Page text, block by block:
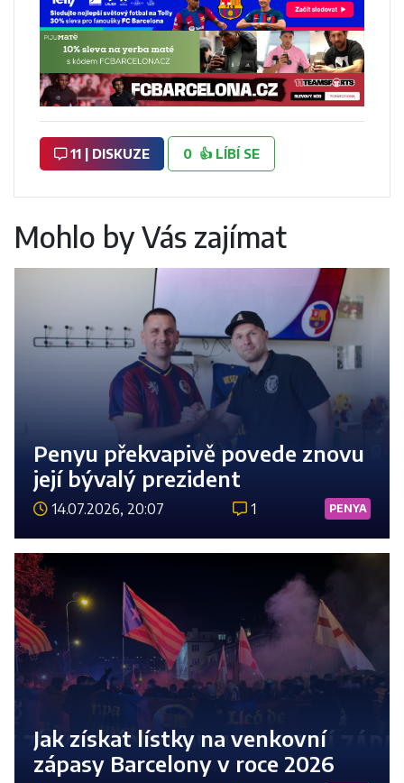
11 | DISKUZE 0 👍 LÍBÍ SE
Mohlo by Vás zajímat
Penyu překvapivě povede znovu
její bývalý prezident
14.07.2026, 20:07 1 PENYA
Jak získat lístky na venkovní
zápasy Barcelony v roce 2026